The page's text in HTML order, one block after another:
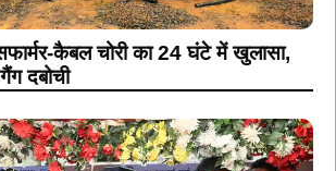
कैबल चोरी का 24 घंटे में खुलासा,
दबोची